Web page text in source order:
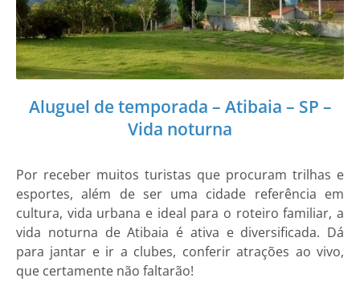
Aluguel de temporada – Atibaia – SP –
Vida noturna
Por receber muitos turistas que procuram trilhas e
esportes, além de ser uma cidade referência em
cultura, vida urbana e ideal para o roteiro familiar, a
vida noturna de Atibaia é ativa e diversificada. Dá
para jantar e ir a clubes, conferir atrações ao vivo,
que certamente não faltarão!